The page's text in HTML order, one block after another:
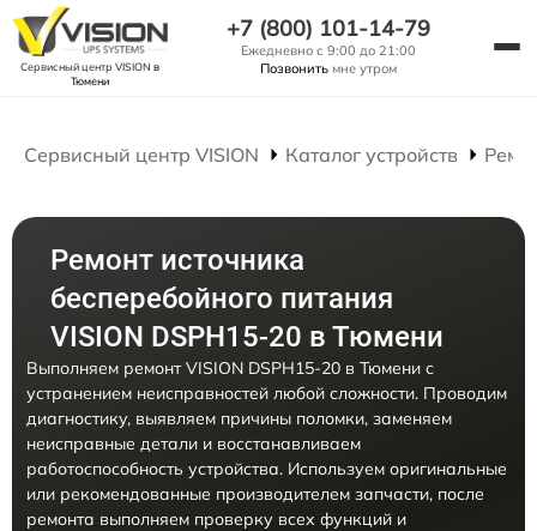
Сервисный центр VISION в
Тюмени
+7 (800) 101-14-79
Ежедневно с 9:00 до 21:00
Позвонить мне утром
Сервисный центр VISION Каталог устройств
Ремонт источника
бесперебойного питания
VISION DSPH15-20 в Тюмени
Выполняем ремонт VISION DSPH15-20 в Тюмени с
устранением неисправностей любой сложности. Проводим
диагностику, выявляем причины поломки, заменяем
неисправные детали и восстанавливаем
работоспособность устройства. Используем оригинальные
или рекомендованные производителем запчасти, после
ремонта выполняем проверку всех функций и